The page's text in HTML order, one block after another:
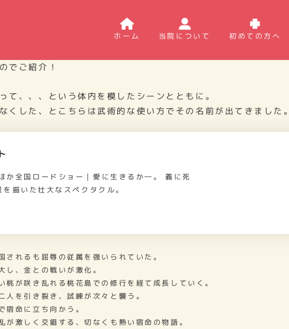
ホーム 当院について 初めての方へ
でご紹介！
て、、、という体内を模したシーンとともに。
した、とこちらは武術的な使い方でその名前が出てきました。
全国ロードショー｜愛に生きるか―。 義に死
描いた壮大なスペクタクル。
れるも屈辱の従属を強いられていた。
、金との戦いが激化。
が咲き乱れる桃花島での修行を経て成長していく。
を引き裂き、試練が次々と襲う。
命に立ち向かう。
激しく交錯する、切なくも熱い宿命の物語。